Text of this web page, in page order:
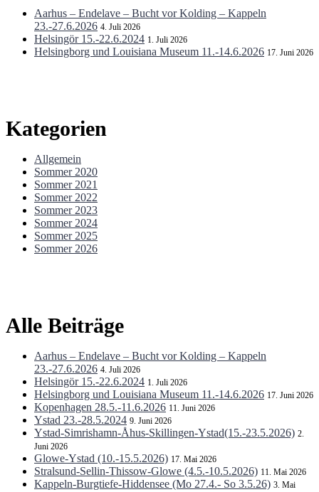
Aarhus – Endelave – Bucht vor Kolding – Kappeln
23.-27.6.2026 4. Juli 2026
Helsingör 15.-22.6.2024 1. Juli 2026
Helsingborg und Louisiana Museum 11.-14.6.2026 17. Juni 2026
Kategorien
Allgemein
Sommer 2020
Sommer 2021
Sommer 2022
Sommer 2023
Sommer 2024
Sommer 2025
Sommer 2026
Alle Beiträge
Aarhus – Endelave – Bucht vor Kolding – Kappeln
23.-27.6.2026 4. Juli 2026
Helsingör 15.-22.6.2024 1. Juli 2026
Helsingborg und Louisiana Museum 11.-14.6.2026 17. Juni 2026
Kopenhagen 28.5.-11.6.2026 11. Juni 2026
Ystad 23.-28.5.2024 9. Juni 2026
Ystad-Simrishamn-Åhus-Skillingen-Ystad(15.-23.5.2026) 2.
Juni 2026
Glowe-Ystad (10.-15.5.2026) 17. Mai 2026
Stralsund-Sellin-Thissow-Glowe (4.5.-10.5.2026) 11. Mai 2026
Kappeln-Burgtiefe-Hiddensee (Mo 27.4.- So 3.5.26) 3. Mai